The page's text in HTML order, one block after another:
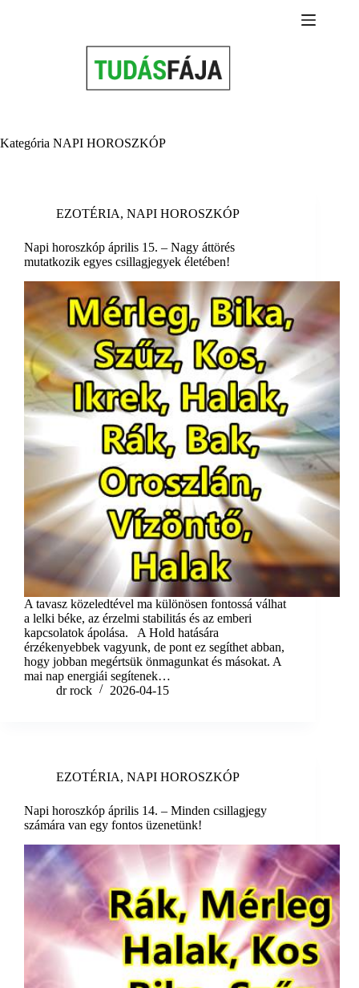
Kategória NAPI HOROSZKÓP
EZOTÉRIA, NAPI HOROSZKÓP
Napi horoszkóp április 15. – Nagy áttörés
mutatkozik egyes csillagjegyek életében!
A tavasz közeledtével ma különösen fontossá válhat
a lelki béke, az érzelmi stabilitás és az emberi
kapcsolatok ápolása. A Hold hatására
érzékenyebbek vagyunk, de pont ez segíthet abban,
hogy jobban megértsük önmagunkat és másokat. A
mai nap energiái segítenek…
dr rock
2026-04-15
EZOTÉRIA, NAPI HOROSZKÓP
Napi horoszkóp április 14. – Minden csillagjegy
számára van egy fontos üzenetünk!